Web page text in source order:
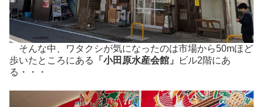
そんな中、ワタクシが気になったのは市場から50mほど
歩いたところにある
「小田原水産会館」
ビル2階にあ
る・・・